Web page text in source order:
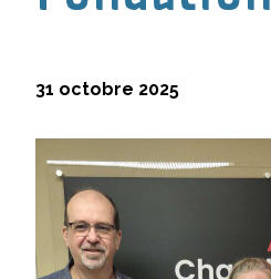
31 octobre 2025